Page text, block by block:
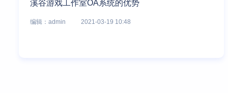
溪谷游戏工作室OA系统的优势
编辑：admin 2021-03-19 10:48